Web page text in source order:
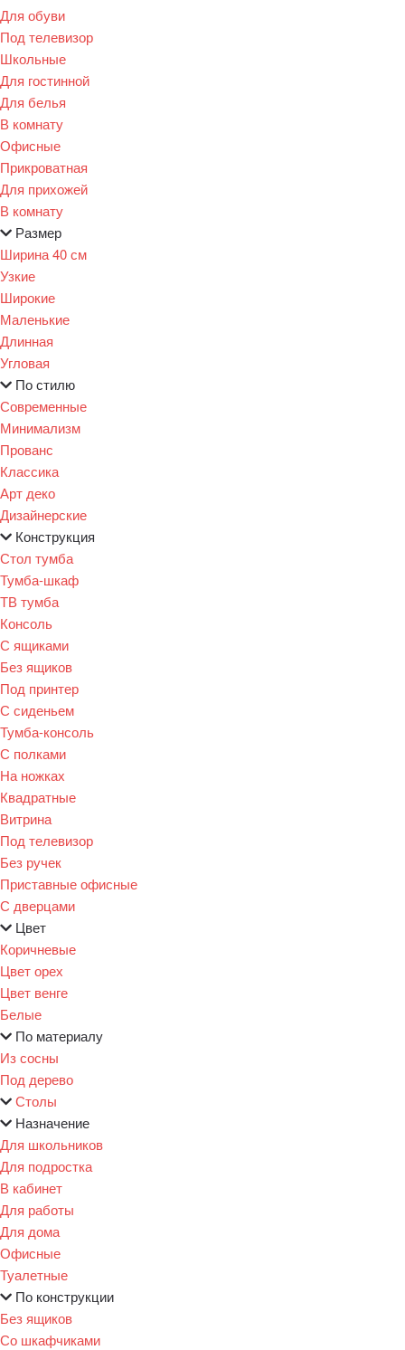
Для обуви
Под телевизор
Школьные
Для гостинной
Для белья
В комнату
Офисные
Прикроватная
Для прихожей
В комнату
Размер
Ширина 40 см
Узкие
Широкие
Маленькие
Длинная
Угловая
По стилю
Современные
Минимализм
Прованс
Классика
Арт деко
Дизайнерские
Конструкция
Стол тумба
Тумба-шкаф
ТВ тумба
Консоль
С ящиками
Без ящиков
Под принтер
С сиденьем
Тумба-консоль
С полками
На ножках
Квадратные
Витрина
Под телевизор
Без ручек
Приставные офисные
С дверцами
Цвет
Коричневые
Цвет орех
Цвет венге
Белые
По материалу
Из сосны
Под дерево
Столы
Назначение
Для школьников
Для подростка
В кабинет
Для работы
Для дома
Офисные
Туалетные
По конструкции
Без ящиков
Со шкафчиками